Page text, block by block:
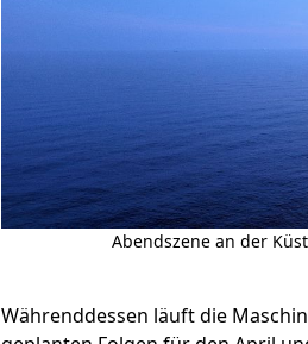
Abendszene an der
Währenddessen läuft die